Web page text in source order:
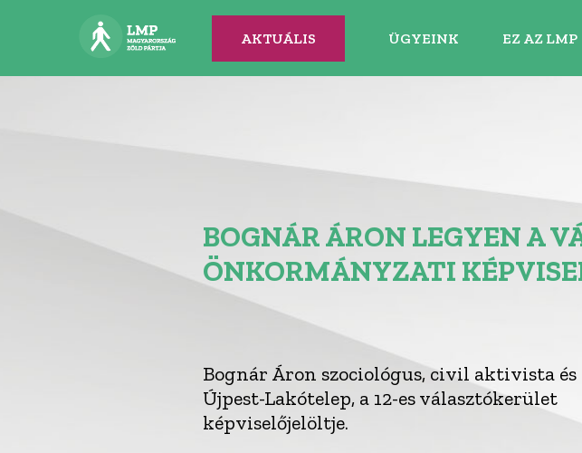
AKTUÁLIS ÜGYEINK EZ AZ LMP
BOGNÁR ÁRON LEGYEN A
ÖNKORMÁNYZATI
Bognár Áron szociológus, civil aktivista és
Újpest-Lakótelep, a 12-es választókerület
képviselőjelöltje.